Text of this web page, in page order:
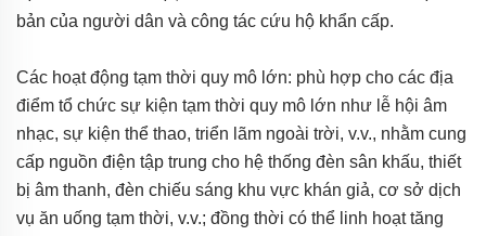
bản của người dân và công tác cứu hộ khẩn cấp.
Các hoạt động tạm thời quy mô lớn: phù hợp cho các địa
điểm tổ chức sự kiện tạm thời quy mô lớn như lễ hội âm
nhạc, sự kiện thể thao, triển lãm ngoài trời, v.v., nhằm cung
cấp nguồn điện tập trung cho hệ thống đèn sân khấu, thiết
bị âm thanh, đèn chiếu sáng khu vực khán giả, cơ sở dịch
vụ ăn uống tạm thời, v.v.; đồng thời có thể linh hoạt tăng